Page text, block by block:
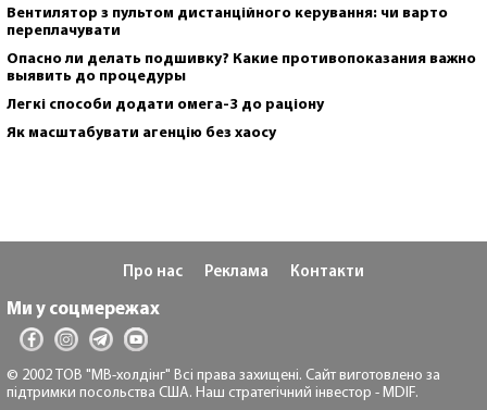
Вентилятор з пультом дистанційного керування: чи варто
переплачувати
Опасно ли делать подшивку? Какие противопоказания важно
выявить до процедуры
Легкі способи додати омега-3 до раціону
Як масштабувати агенцію без хаосу
Про нас Реклама Контакти
Ми у соцмережах
© 2002 ТОВ "МВ-холдінг" Всі права захищені. Сайт виготовлено за
підтримки посольства США. Наш стратегічний інвестор - MDIF.